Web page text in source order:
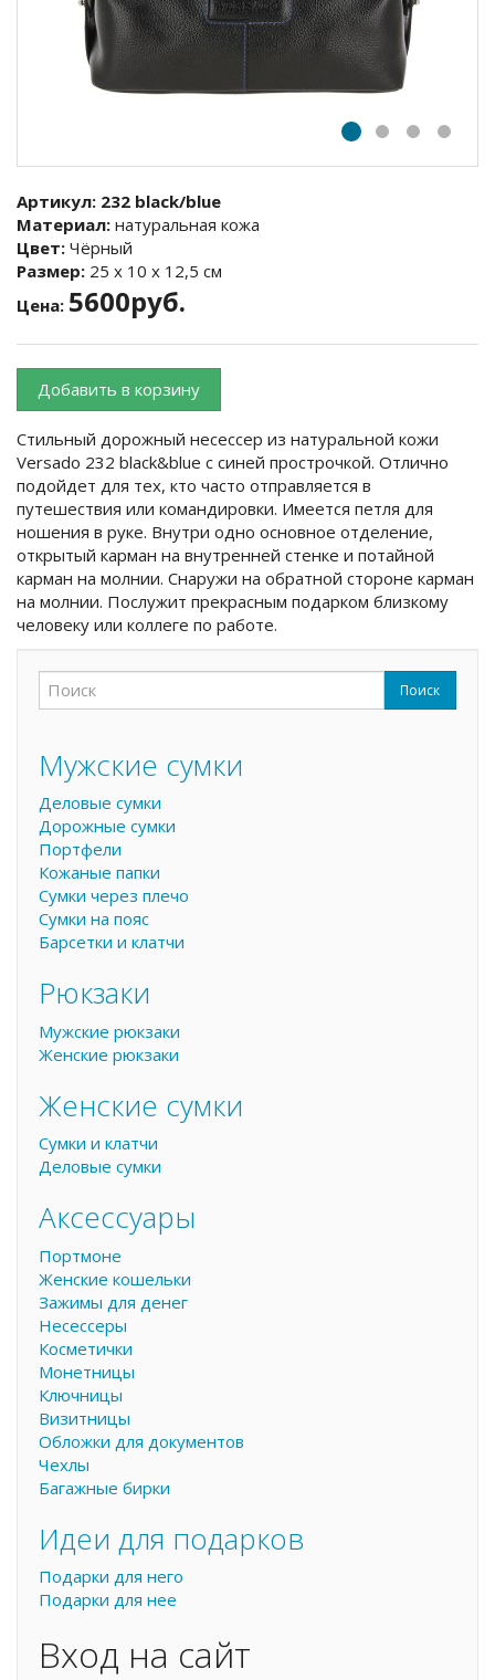
Артикул: 232 black/blue
Материал: натуральная кожа
Цвет: Чёрный
Размер: 25 х 10 х 12,5 см
Цена: 5600руб.
Добавить в корзину
Стильный дорожный несессер из натуральной кожи
Versado 232 black&blue с синей прострочкой. Отлично
подойдет для тех, кто часто отправляется в
путешествия или командировки. Имеется петля для
ношения в руке. Внутри одно основное отделение,
открытый карман на внутренней стенке и потайной
карман на молнии. Снаружи на обратной стороне карман
на молнии. Послужит прекрасным подарком близкому
человеку или коллеге по работе.
Форма поиска Поиск
Мужские сумки
Деловые сумки
Дорожные сумки
Портфели
Кожаные папки
Сумки через плечо
Сумки на пояс
Барсетки и клатчи
Рюкзаки
Мужские рюкзаки
Женские рюкзаки
Женские сумки
Сумки и клатчи
Деловые сумки
Аксессуары
Портмоне
Женские кошельки
Зажимы для денег
Несессеры
Косметички
Монетницы
Ключницы
Визитницы
Обложки для документов
Чехлы
Багажные бирки
Идеи для подарков
Подарки для него
Подарки для нее
Вход на сайт